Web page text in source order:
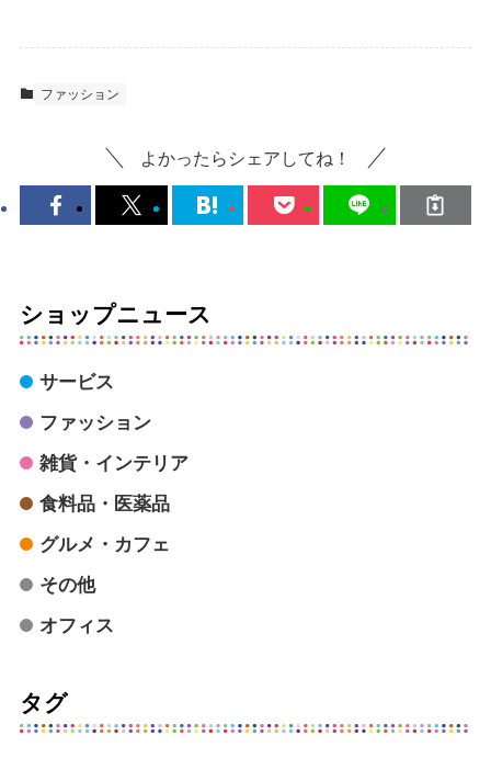
ファッション
よかったらシェアしてね！
ショップニュース
サービス
ファッション
雑貨・インテリア
食料品・医薬品
グルメ・カフェ
その他
オフィス
タグ